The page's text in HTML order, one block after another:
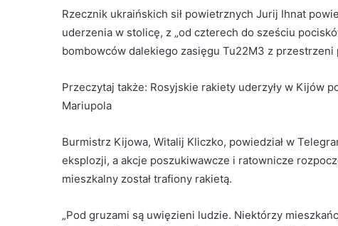
Rzecznik ukraińskich sił powietrznych Jurij Ihnat
uderzenia w stolicę, z „od czterech do sześciu
bombowców dalekiego zasięgu Tu22M3 z
Przeczytaj także: Rosyjskie rakiety uderzyły w Kijów
Mariupola
Burmistrz Kijowa, Witalij Kliczko, powiedział w
eksplozji, a akcje poszukiwawcze i ratownicze
mieszkalny został trafiony rakietą.
„Pod gruzami są uwięzieni ludzie. Niektórzy